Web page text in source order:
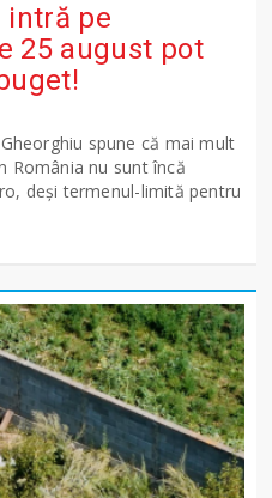
intră pe
25 august pot
spune că mai mult
România nu sunt încă
deși termenul-limită pentru